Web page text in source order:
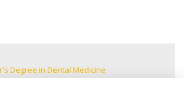
Degree in Dental Medicine